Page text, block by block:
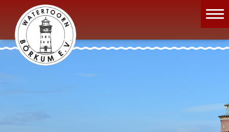
Wassermuseum
Öffnungszeiten